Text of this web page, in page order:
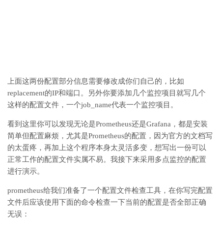
上面这两份配置部分信息需要修改成你们自己的，比如
replacement的IP和端口。另外你要添加几个监控项目就写几个
这样的配置文件，一个job_name代表一个监控项目。
看到这里你可以发现无论是Prometheus还是Grafana，都是安装
简单但配置麻烦，尤其是Prometheus的配置，因为官方的文档写
的太蛋疼，再加上这个程序本身太灵活多变，想写出一份可以
正常工作的配置文件实属不易。我接下来采用多点监控的配置
进行演示。
prometheus给我们准备了一个配置文件检查工具，在你写完配置
文件后应该使用下面的命令检查一下当前的配置是否全部正确
无误：